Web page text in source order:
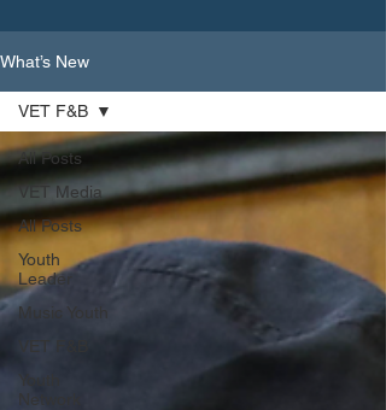
What’s New
All Posts
VET Media
All Posts
Youth
Leader
Music Youth
VET F&B
Youth
Network
VET F&B